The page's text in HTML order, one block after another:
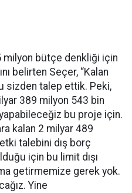
milyon bütçe denkliği için
belirten Seçer, “Kalan
sizden talep ettik. Peki,
389 milyon 543 bin
bu proje için.
kalan 2 milyar 489
talebini dış borç
için bu limit dışı
getirmemize gerek yok.
Yine